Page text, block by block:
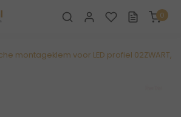
0
montageklem voor LED profiel 02ZWART,